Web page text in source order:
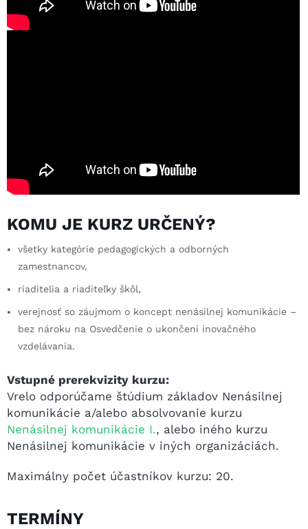
KOMU JE KURZ URČENÝ?
všetky kategórie pedagogických a odborných
zamestnancov,
riaditelia a riaditeľky škôl,
verejnosť so záujmom o koncept nenásilnej komunikácie –
bez nároku na Osvedčenie o ukončení inovačného
vzdelávania.
Vstupné prerekvizity kurzu:
Vrelo odporúčame štúdium základov Nenásilnej
komunikácie a/alebo absolvovanie kurzu
Nenásilnej komunikácie I., alebo iného kurzu
Nenásilnej komunikácie v iných organizáciách.
Maximálny počet účastníkov kurzu: 20.
TERMÍNY